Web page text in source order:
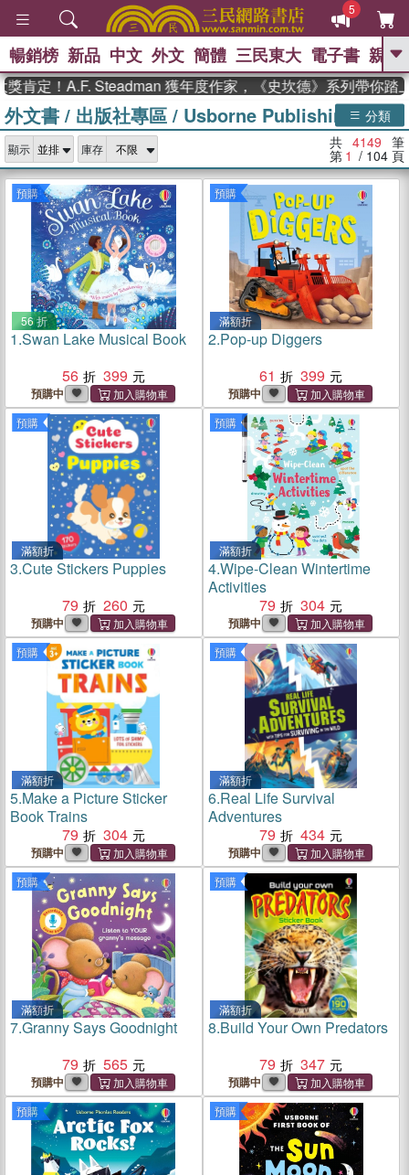
5
GO
熱搜： 東野圭吾 、 高希均教授回憶錄
、 The Odyssey 、 父親節 、 如果歷
、 國際布克
獎 臺灣漫遊錄 、 方念華 、 台灣的李
登輝時代 、 數學女孩：黎曼猜想 、
偉大的迷走神經
暢銷榜 新品 中文 外文 簡體 三民東大 電子書 親子
A.F. Steadman 獲年度作家，《史坎德》系列帶你踏上熱血
外文書 / 出版社專區 / Usborne Publishing 分類
顯示 庫存 共 4149 筆
第 1 / 104 頁
預購
56 折
1.Swan Lake Musical Book
56
399
預購中
預購
滿額折
2.Pop-up Diggers
61
399
預購中
預購
滿額折
3.Cute Stickers Puppies
79
260
預購中
預購
滿額折
4.Wipe-Clean Wintertime
Activities
79
304
預購中
預購
滿額折
5.Make a Picture Sticker
Book Trains
79
304
預購中
預購
滿額折
6.Real Life Survival
Adventures
79
434
預購中
預購
滿額折
7.Granny Says Goodnight
79
565
預購中
預購
滿額折
8.Build Your Own Predators
79
347
預購中
預購 預購